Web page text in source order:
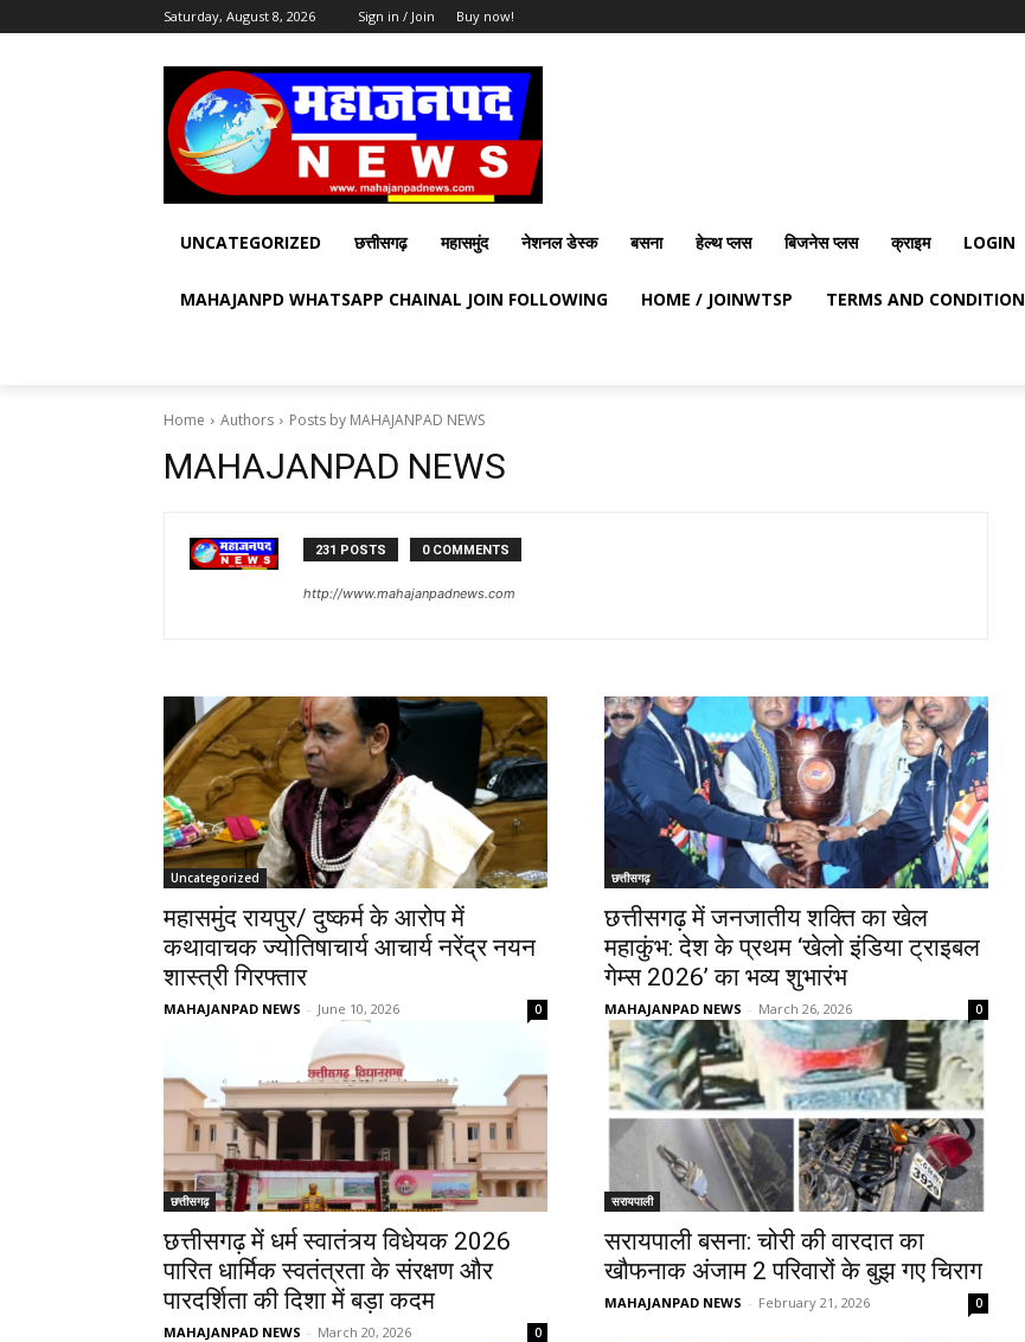
Saturday, August 8, 2026 Sign in / Join Buy now!
UNCATEGORIZED छत्तीसगढ़ महासमुंद नेशनल डेस्क बसना हेल्थ प्लस बिजनेस प्लस क्राइम LOGIN
MAHAJANPD WHATSAPP CHAINAL JOIN FOLLOWING HOME / JOINWTSP TERMS AND CONDITION
Home Authors Posts by MAHAJANPAD NEWS
MAHAJANPAD NEWS
231 POSTS 0 COMMENTS
http://www.mahajanpadnews.com
Uncategorized
महासमुंद रायपुर/ दुष्कर्म के आरोप में
कथावाचक ज्योतिषाचार्य आचार्य नरेंद्र नयन
शास्त्री गिरफ्तार
MAHAJANPAD NEWS - June 10, 2026 0
छत्तीसगढ़
छत्तीसगढ़ में जनजातीय शक्ति का खेल
महाकुंभ: देश के प्रथम ‘खेलो इंडिया ट्राइबल
गेम्स 2026’ का भव्य शुभारंभ
MAHAJANPAD NEWS - March 26, 2026 0
छत्तीसगढ़
छत्तीसगढ़ में धर्म स्वातंत्र्य विधेयक 2026
पारित धार्मिक स्वतंत्रता के संरक्षण और
पारदर्शिता की दिशा में बड़ा कदम
MAHAJANPAD NEWS - March 20, 2026 0
सरायपाली
सरायपाली बसना: चोरी की वारदात का
खौफनाक अंजाम 2 परिवारों के बुझ गए चिराग
MAHAJANPAD NEWS - February 21, 2026 0